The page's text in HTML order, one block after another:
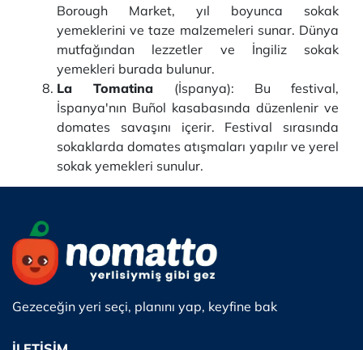
Borough Market, yıl boyunca sokak
yemeklerini ve taze malzemeleri sunar. Dünya
mutfağından lezzetler ve İngiliz sokak
yemekleri burada bulunur.
La Tomatina (İspanya): Bu festival,
İspanya'nın Buñol kasabasında düzenlenir ve
domates savaşını içerir. Festival sırasında
sokaklarda domates atışmaları yapılır ve yerel
sokak yemekleri sunulur.
Gezeceğin yeri seçi, planını yap, keyfine bak